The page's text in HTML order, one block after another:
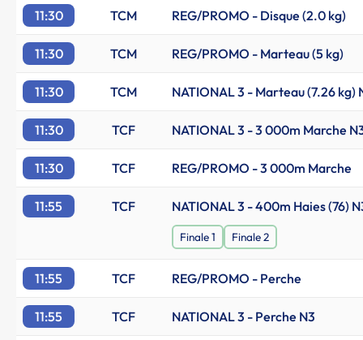
11:30 TCM REG/PROMO - Disque (2.0 kg)
11:30 TCM REG/PROMO - Marteau (5 kg)
11:30 TCM NATIONAL 3 - Marteau (7.26 kg)
11:30 TCF NATIONAL 3 - 3 000m Marche
11:30 TCF REG/PROMO - 3 000m Marche
11:55 TCF NATIONAL 3 - 400m Haies (76)
Finale 1 Finale 2
11:55 TCF REG/PROMO - Perche
11:55 TCF NATIONAL 3 - Perche N3